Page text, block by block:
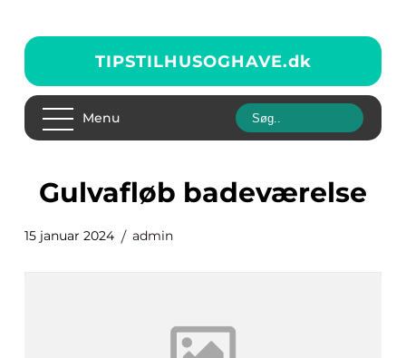
TIPSTILHUSOGHAVE.dk
Menu
gulvafløb badeværelse
15 januar 2024 admin